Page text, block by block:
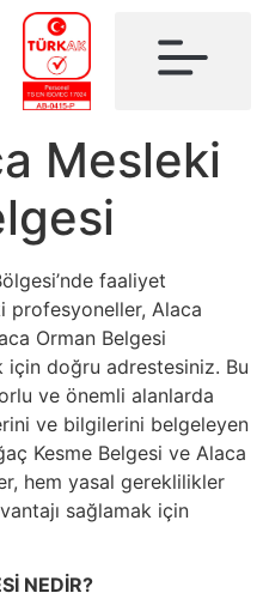
Mesleki
faaliyet
profesyoneller, Alaca
Orman Belgesi
doğru adrestesiniz. Bu
ve önemli alanlarda
ve bilgilerini belgeleyen
Kesme Belgesi ve Alaca
hem yasal gereklilikler
sağlamak için
NEDİR?